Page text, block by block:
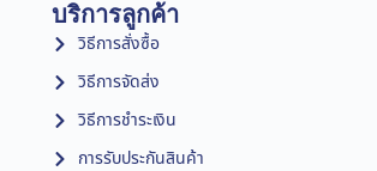
บริการลูกค้า
วิธีการสั่งซื้อ
วิธีการจัดส่ง
วิธีการชำระเงิน
การรับประกันสินค้า